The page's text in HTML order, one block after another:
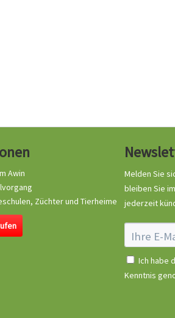
Awin
Züchter und Tierheime
Melden Sie
bleiben Sie
jederzeit
Ich habe
Kenntnis